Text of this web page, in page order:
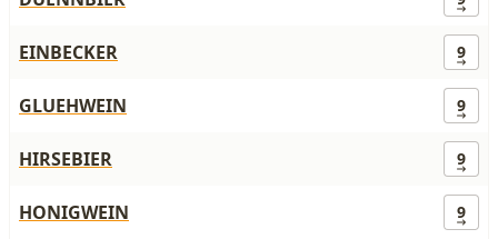
EINBECKER 9
GLUEHWEIN 9
HIRSEBIER 9
HONIGWEIN 9